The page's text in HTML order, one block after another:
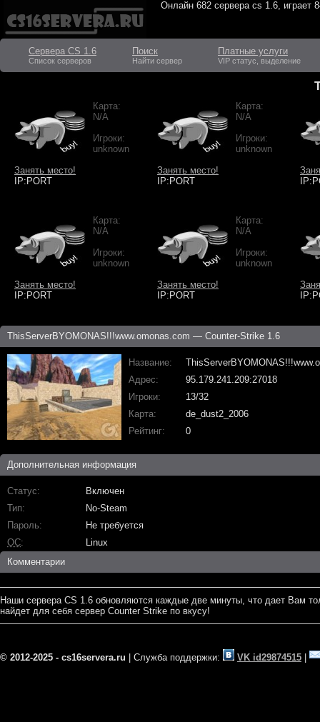
Онлайн 682 сервера cs 1.6, играет
Сервера CS 1.6
Список серверов
Поиск
Найти сервер
Платные услуги
VIP статус, выделение
Карта:
N/A
Игроки:
unknown
Занять место!
IP:PORT
Карта:
N/A
Игроки:
unknown
Занять место!
IP:PORT
Карта:
N/A
Игроки:
unknown
Занять место!
IP:PORT
Карта:
N/A
Игроки:
unknown
Занять место!
IP:PORT
ThisServerBYOMONAS!!!www.omonas.com — Counter-Strike 1.6
Название ThisServerBYOMONAS!!!
Адрес
95.179.241.209:27018
Игроки
13/32
Карта
de_dust2_2006
Рейтинг
0
Дополнительная информация
Статус
Включен
Тип
No-Steam
Пароль
Не требуется
ОС
Linux
Комментарии
Наши сервера CS 1.6 обновляются каждые две минуты, что дает Вам
найдет для себя сервер Counter Strike по вкусу!
© 2012-2025 - cs16servera.ru | Служба поддержки: VK id29874515